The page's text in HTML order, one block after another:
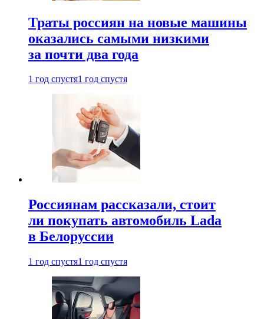
Траты россиян на новые машины
оказались самыми низкими
за почти два года
1 год спустя1 год спустя
Россиянам рассказали, стоит
ли покупать автомобиль Lada
в Белоруссии
1 год спустя1 год спустя